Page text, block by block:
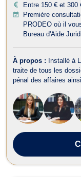
Entre 150 € et 300
Première
PRODEO où il
Bureau d'Aide
À propos : Installé à
traite de tous les
pénal des affaires
victimes que les
af...